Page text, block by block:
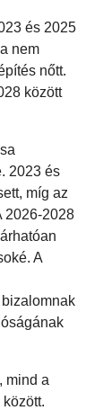
és 2025
nem
nőtt.
között
2023 és
míg az
2026-2028
A
mind a